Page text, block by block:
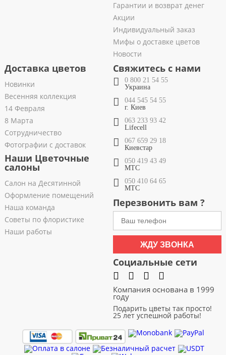
Гарантии и возврат денег
Акции
Индивидуальный заказ
Мифы о доставке цветов
Новости
Доставка цветов
Новинки
Весенняя коллекция
14 Февраля
8 Марта
Сотрудничество
Фотографии с доставок
Наши Цветочные
салоны
Салон на Десятинной
Оформление помещений
Наша команда
Советы по флористике
Наши работы
Свяжитесь с нами
0 800 21 54 55
Украина
044 545 54 55
г. Киев
063 233 93 42
Lifecell
067 659 29 18
Киевстар
050 419 43 49
МТС
050 410 64 65
МТС
Перезвонить вам ?
ЖДУ ЗВОНКА
Социальные сети
Компания основана в 1999
году
Подарить цветы так просто!
25 лет успешной работы!